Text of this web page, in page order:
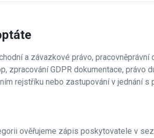
a závazkové právo, pracovněprávní
zpracování GDPR dokumentace, právo
rejstříku nebo zastupování v jednání s
ověřujeme zápis poskytovatele v